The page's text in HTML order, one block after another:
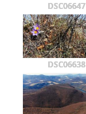
DSC06647
DSC06638